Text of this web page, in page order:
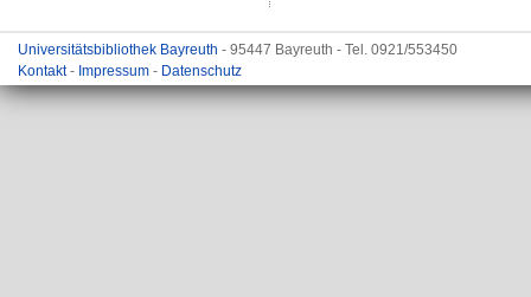
Universitätsbibliothek Bayreuth - 95447 Bayreuth - Tel. 0921/553450
Kontakt- Impressum - Datenschutz